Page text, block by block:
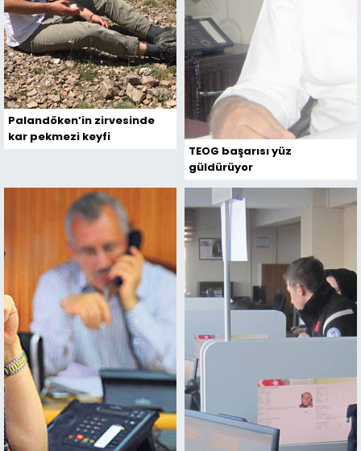
Palandöken’in zirvesinde
kar pekmezi keyfi
TEOG başarısı yüz
güldürüyor